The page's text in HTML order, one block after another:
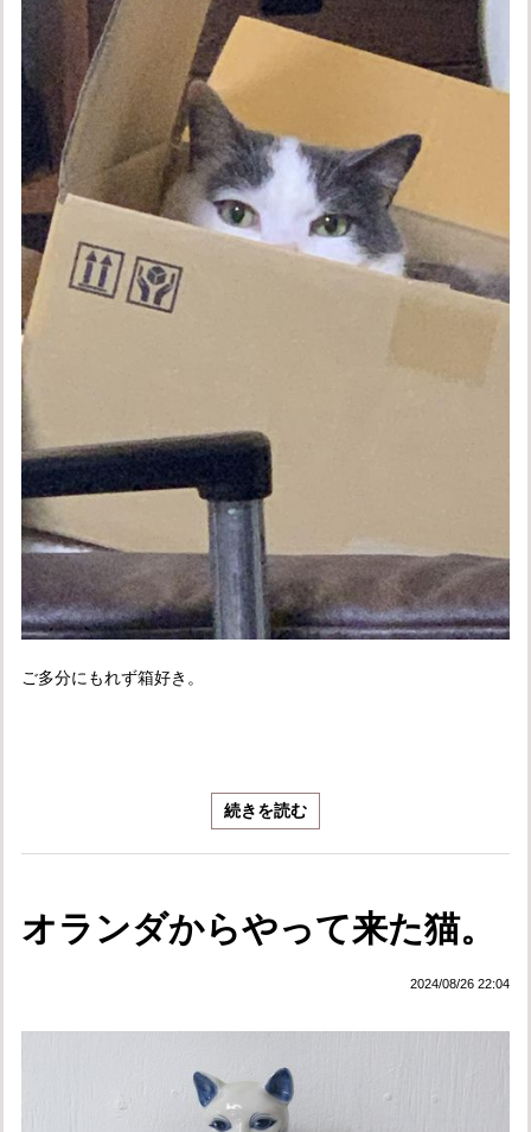
ご多分にもれず箱好き。
続きを読む
オランダからやって来た猫。
2024/08/26 22:04